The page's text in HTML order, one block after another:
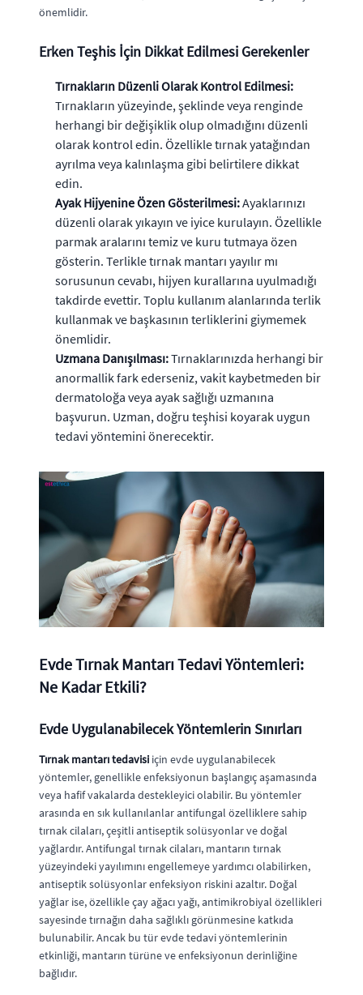
önemlidir.
Erken Teşhis İçin Dikkat Edilmesi Gerekenler
Tırnakların Düzenli Olarak Kontrol Edilmesi:
Tırnakların yüzeyinde, şeklinde veya renginde
herhangi bir değişiklik olup olmadığını düzenli
olarak kontrol edin. Özellikle tırnak yatağından
ayrılma veya kalınlaşma gibi belirtilere dikkat
edin.
Ayak Hijyenine Özen Gösterilmesi:Ayaklarınızı
düzenli olarak yıkayın ve iyice kurulayın. Özellikle
parmak aralarını temiz ve kuru tutmaya özen
gösterin. Terlikle tırnak mantarı yayılır mı
sorusunun cevabı, hijyen kurallarına uyulmadığı
takdirde evettir. Toplu kullanım alanlarında terlik
kullanmak ve başkasının terliklerini giymemek
önemlidir.
Uzmana Danışılması:Tırnaklarınızda herhangi bir
anormallik fark ederseniz, vakit kaybetmeden bir
dermatoloğa veya ayak sağlığı uzmanına
başvurun. Uzman, doğru teşhisi koyarak uygun
tedavi yöntemini önerecektir.
Evde Tırnak Mantarı Tedavi Yöntemleri:
Ne Kadar Etkili?
Evde Uygulanabilecek Yöntemlerin Sınırları
Tırnak mantarı tedavisi için evde uygulanabilecek
yöntemler, genellikle enfeksiyonun başlangıç aşamasında
veya hafif vakalarda destekleyici olabilir. Bu yöntemler
arasında en sık kullanılanlar antifungal özelliklere sahip
tırnak cilaları, çeşitli antiseptik solüsyonlar ve doğal
yağlardır. Antifungal tırnak cilaları, mantarın tırnak
yüzeyindeki yayılımını engellemeye yardımcı olabilirken,
antiseptik solüsyonlar enfeksiyon riskini azaltır. Doğal
yağlar ise, özellikle çay ağacı yağı, antimikrobiyal özellikleri
sayesinde tırnağın daha sağlıklı görünmesine katkıda
bulunabilir. Ancak bu tür evde tedavi yöntemlerinin
etkinliği, mantarın türüne ve enfeksiyonun derinliğine
bağlıdır.